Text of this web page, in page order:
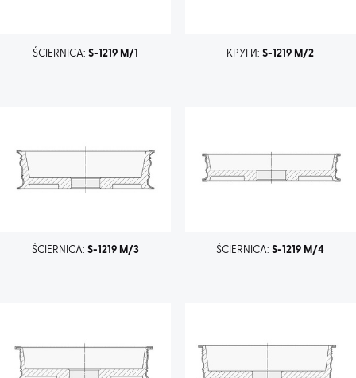
ŚCIERNICA:S-1219 M/1 КРУГИ:S-1219 M/2
ŚCIERNICA:S-1219 M/3 ŚCIERNICA:S-1219 M/4